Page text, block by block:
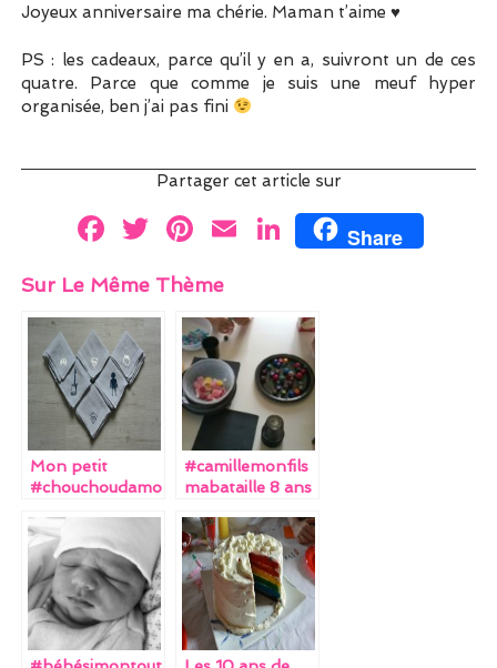
Joyeux anniversaire ma chérie. Maman t’aime ♥
PS : les cadeaux, parce qu’il y en a, suivront un de ces
quatre. Parce que comme je suis une meuf hyper
organisée, ben j’ai pas fini
Partager cet article sur
F
ce
b
o
o
k
T
itt
er
Pi
er
es
t
E
l
Li
e
dI
n
Share
Sur Le Même Thème
Mon petit
#chouchoudamo
#camillemonfils
mabataille 8 ans